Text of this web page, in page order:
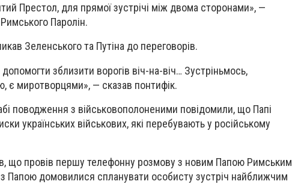
Престол, для прямої зустрічі між двома сторонами», —
Паролін.
Зеленського та Путіна до переговорів.
зблизити ворогів віч-на-віч… Зустріньмось,
є миротворцями», — сказав понтифік.
поводження з військовополоненими повідомили, що Папі
українських військових, які перебувають у російському
що провів першу телефонну розмову з новим Папою Римським
Папою домовилися спланувати особисту зустріч найближчим